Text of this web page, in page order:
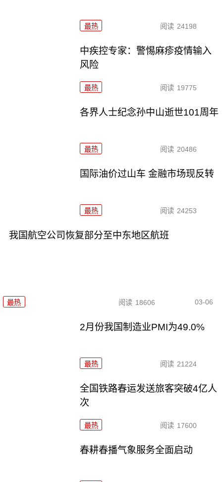
最热 阅读 24198
中疾控专家：警惕麻疹疫情输入
风险
最热 阅读 19775
各界人士纪念孙中山逝世101周年
最热 阅读 20486
国际油价过山车 金融市场现反转
最热 阅读 24253
我国航空公司恢复部分至中东地区航班
最热 阅读 18606 03-06
2月份我国制造业PMI为49.0%
最热 阅读 21224
全国铁路春运发送旅客突破4亿人
次
最热 阅读 17600
春耕春播气象服务全面启动